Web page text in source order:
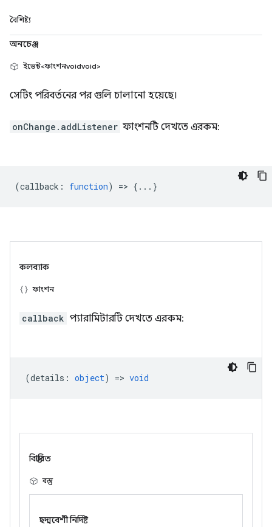
বৈশিষ্ট্য
অনচেঞ্জ
ইভেন্ট<ফাংশনvoidvoid>
সেটিং পরিবর্তনের পর গুলি চালানো হয়েছে।
onChange.addListener ফাংশনটি দেখতে এরকম:
(callback : function) => {...}
কলব্যাক
ফাংশন
callback প্যারামিটারটি দেখতে এরকম:
(details : object) => void
বিস্তারিত
বস্তু
ছদ্মবেশী নির্দিষ্ট